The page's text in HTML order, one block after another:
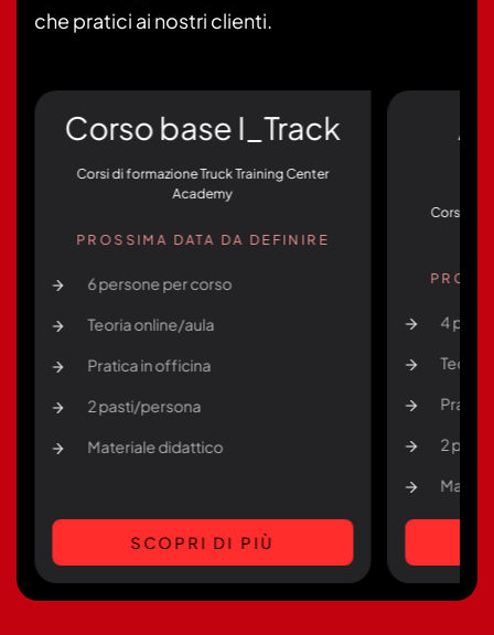
che pratici ai nostri clienti.
Corso base I_Track
Corsi di formazione Truck Training Center
Academy
PROSSIMA DATA DA DEFINIRE
6 persone per corso
Teoria online/aula
Pratica in officina
2 pasti/persona
Materiale didattico
SCOPRI DI PIÙ
Corsi di
4
Teoria
2